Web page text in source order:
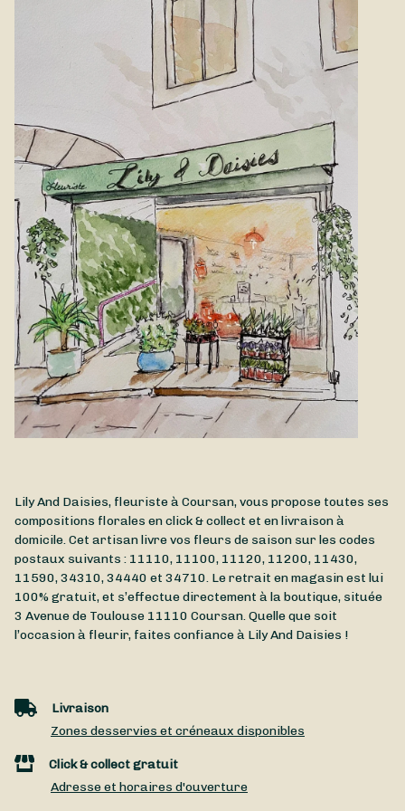
Lily And Daisies, fleuriste à Coursan, vous propose toutes ses
compositions florales en click & collect et en livraison à
domicile. Cet artisan livre vos fleurs de saison sur les codes
postaux suivants : 11110, 11100, 11120, 11200, 11430,
11590, 34310, 34440 et 34710. Le retrait en magasin est lui
100% gratuit, et s’effectue directement à la boutique, située
3 Avenue de Toulouse 11110 Coursan. Quelle que soit
l’occasion à fleurir, faites confiance à Lily And Daisies !
Livraison
Zones desservies et créneaux disponibles
Click & collect gratuit
Adresse et horaires d'ouverture